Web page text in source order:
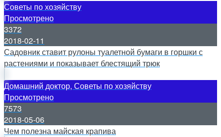
Советы по хозяйству
Просмотрено
3372
2018-02-11
Садовник ставит рулоны туалетной бумаги в горшки с
растениями и показывает блестящий трюк
Домашний доктор, Советы по хозяйству
Просмотрено
7573
2018-05-06
Чем полезна майская крапива